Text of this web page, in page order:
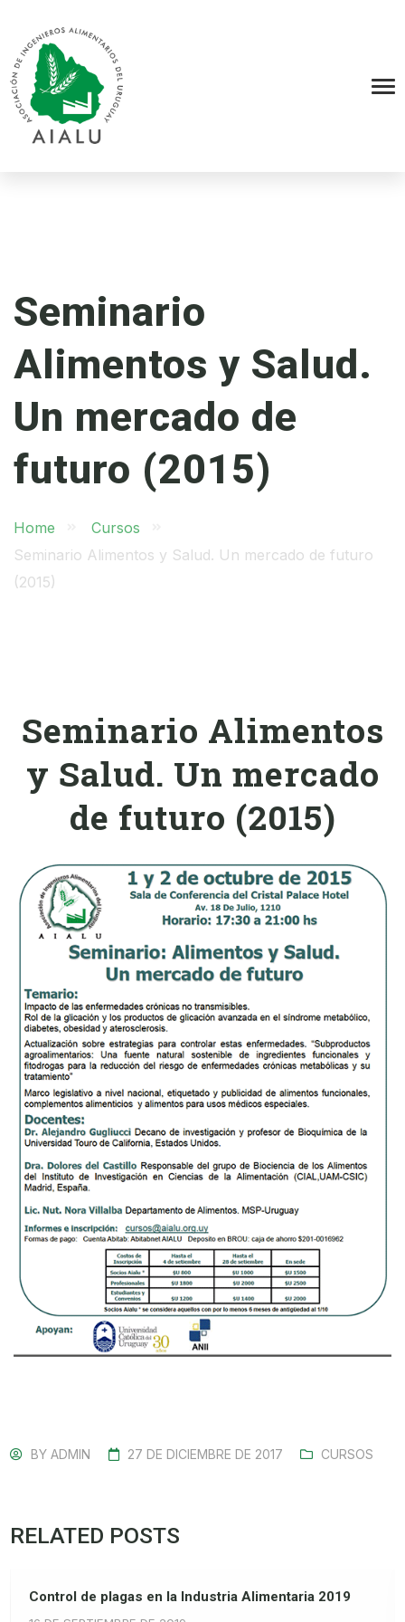
Seminario
Alimentos y Salud.
Un mercado de
futuro (2015)
Home
Cursos
Seminario Alimentos y Salud. Un mercado de futuro
(2015)
Seminario Alimentos
y Salud. Un mercado
de futuro (2015)
BYADMIN 27 DE DICIEMBRE DE 2017 CURSOS
RELATED POSTS
Control de plagas en la Industria Alimentaria 2019